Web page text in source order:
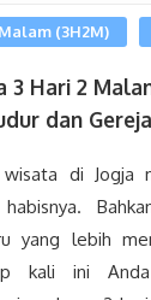
(3H2M)
3 Hari 2
dan
di Jogja
yang lebih
kali ini